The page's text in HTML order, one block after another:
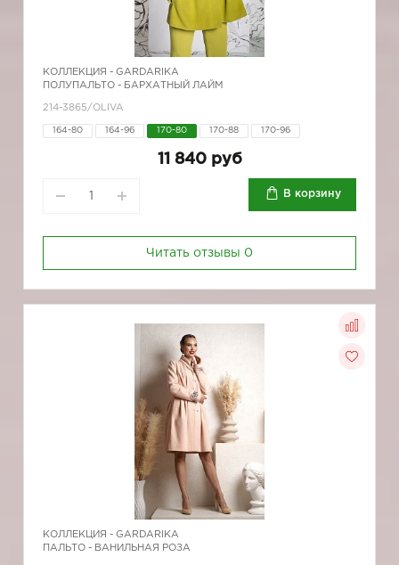
КОЛЛЕКЦИЯ - GARDARIKA
ПОЛУПАЛЬТО - БАРХАТНЫЙ ЛАЙМ
214-3865/OLIVA
164-80 164-96 170-80 170-88 170-96
11 840 руб
В корзину
Читать отзывы 0
КОЛЛЕКЦИЯ - GARDARIKA
ПАЛЬТО - ВАНИЛЬНАЯ РОЗА